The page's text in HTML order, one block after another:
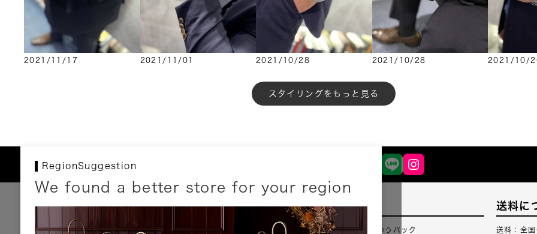
2021/11/17 2021/11/01 2021/10/28 2021/10/28 2021/10/
もっと見る
RegionSuggestion
We found a better store for your region
お支払いについて
以下のお支払方法が利用可能です。
配送について
配送業者：佐川急便・ゆうパック
送料に
送料：全